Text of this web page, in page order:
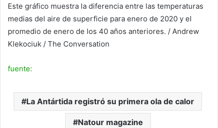
Este gráfico muestra la diferencia entre las temperaturas
medias del aire de superficie para enero de 2020 y el
promedio de enero de los 40 años anteriores. / Andrew
Klekociuk / The Conversation
fuente:
La Antártida registró su primera ola de calor
Natour magazine